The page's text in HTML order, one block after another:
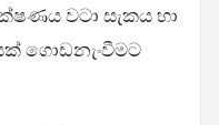
වටා සැකය හා
ගොඩනැංවීමට